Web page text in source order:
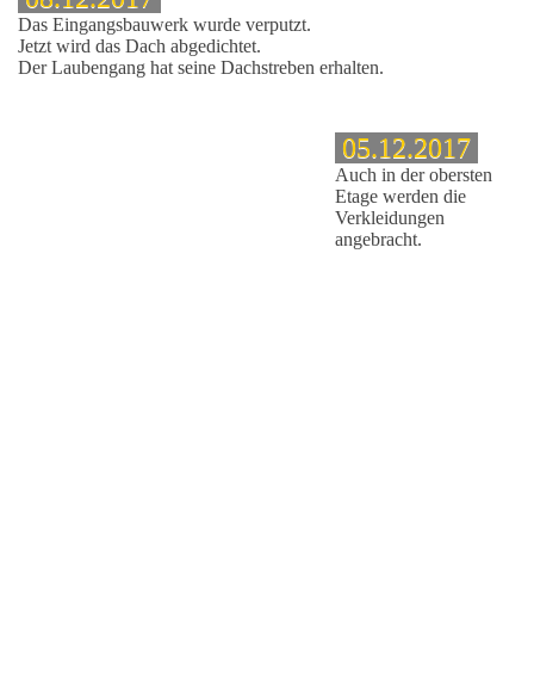
Das Eingangsbauwerk wurde verputzt.
Jetzt wird das Dach abgedichtet.
Der Laubengang hat seine Dachstreben erhalten.
05.12.2017
Auch in der obersten
Etage werden die
Verkleidungen
angebracht.